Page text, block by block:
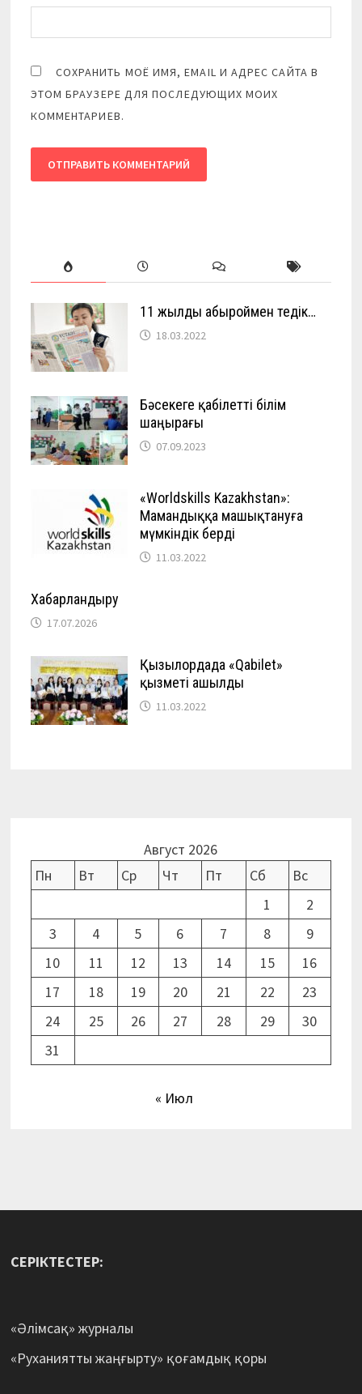
СОХРАНИТЬ МОЁ ИМЯ, EMAIL И АДРЕС САЙТА В
ЭТОМ БРАУЗЕРЕ ДЛЯ ПОСЛЕДУЮЩИХ МОИХ
КОММЕНТАРИЕВ.
11 жылды абыроймен өтедік…
18.03.2022
Бәсекеге қабілетті білім
шаңырағы
07.09.2023
«Worldskills Kazakhstan»:
Мамандыққа машықтануға
мүмкіндік берді
11.03.2022
Хабарландыру
17.07.2026
Қызылордада «Qabilet»
қызметі ашылды
11.03.2022
Август 2026
Пн
Вт Ср Чт Пт Сб
Вс
1
2
3
4 5 6 7 8
9
10
11 12 13 14 15
16
17
18 19 20 21 22
23
24
25 26 27 28 29
30
31
« Июл
СЕРІКТЕСТЕР:
«Әлімсақ» журналы
«Руханиятты жаңғырту» қоғамдық қоры